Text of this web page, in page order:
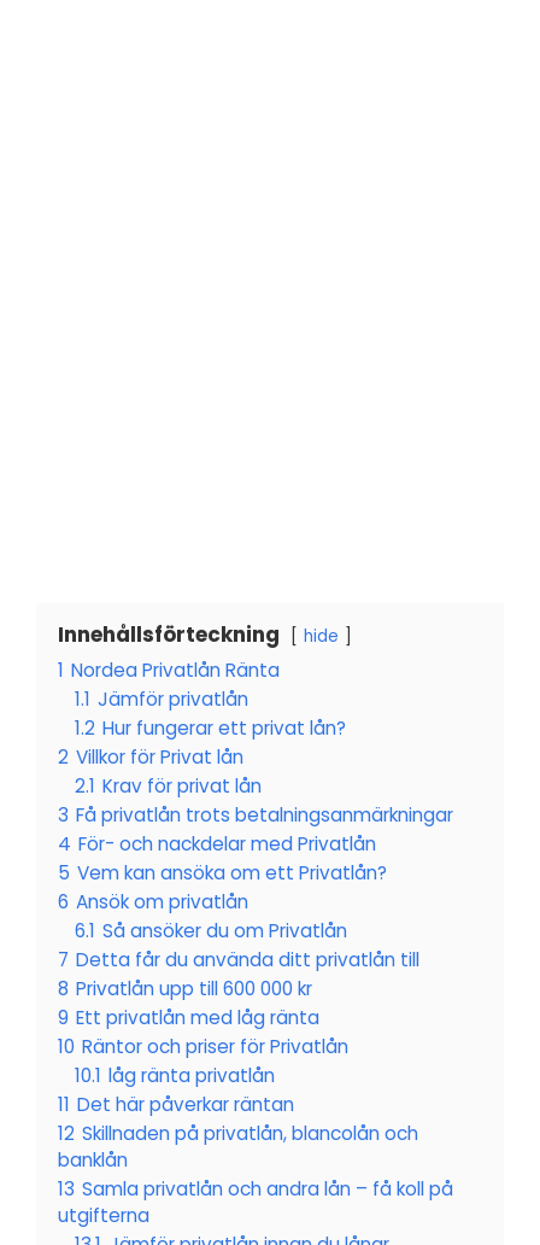
Innehållsförteckning hide
1 Nordea Privatlån Ränta
1.1 Jämför privatlån
1.2 Hur fungerar ett privat lån?
2 Villkor för Privat lån
2.1 Krav för privat lån
3 Få privatlån trots betalningsanmärkningar
4 För- och nackdelar med Privatlån
5 Vem kan ansöka om ett Privatlån?
6 Ansök om privatlån
6.1 Så ansöker du om Privatlån
7 Detta får du använda ditt privatlån till
8 Privatlån upp till 600 000 kr
9 Ett privatlån med låg ränta
10 Räntor och priser för Privatlån
10.1 låg ränta privatlån
11 Det här påverkar räntan
12 Skillnaden på privatlån, blancolån och
banklån
13 Samla privatlån och andra lån – få koll på
utgifterna